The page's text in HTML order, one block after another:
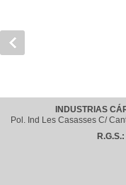
INDUSTRIAS
Pol. Ind Les Casasses C/